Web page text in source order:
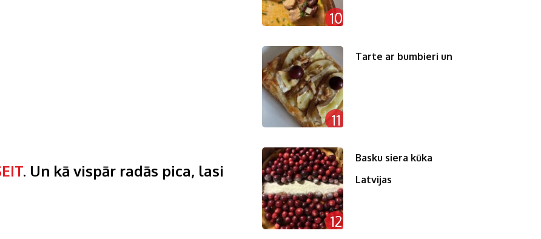
. Un kā vispār radās pica, lasi
10
11
Tarte ar bumbieri un
12
Basku siera kūka
Latvijas